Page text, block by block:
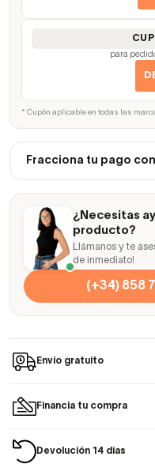
para
* Cupón aplicable en todas las
Fracciona tu pago
¿Necesitas
producto?
Llámanos y te
de inmediato!
(+34) 858
Envío gratuito
Financia tu compra
Devolución 14 días